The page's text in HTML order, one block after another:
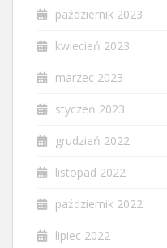
październik 2023
kwiecień 2023
marzec 2023
styczeń 2023
grudzień 2022
listopad 2022
październik 2022
lipiec 2022